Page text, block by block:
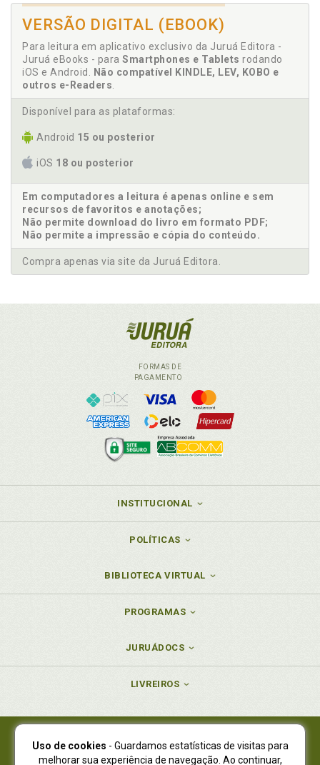
VERSÃO DIGITAL (EBOOK)
Para leitura em aplicativo exclusivo da Juruá Editora -
Juruá eBooks - para Smartphones e Tablets rodando
iOS e Android.
Não compatível KINDLE, LEV, KOBO e
outros e-Readers
Disponível para as plataformas:
Android 15 ou posterior
iOS 18 ou posterior
Em computadores a leitura é apenas online e sem
recursos de favoritos e anotações;
Não permite download do livro em formato PDF;
Não permite a impressão e cópia do conteúdo.
Compra apenas via site da Juruá Editora.
FORMAS DE
PAGAMENTO
INSTITUCIONAL
POLÍTICAS
BIBLIOTECA VIRTUAL
PROGRAMAS
JURUÁDOCS
LIVREIROS
Juruá Editora Ltda., CNPJ 77.535.508/0001-19
Uso de cookies - Guardamos estatísticas de visitas para
melhorar sua experiência de navegação. Ao continuar,